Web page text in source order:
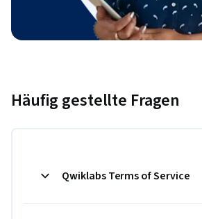
Häufig gestellte Fragen
Qwiklabs Terms of Service